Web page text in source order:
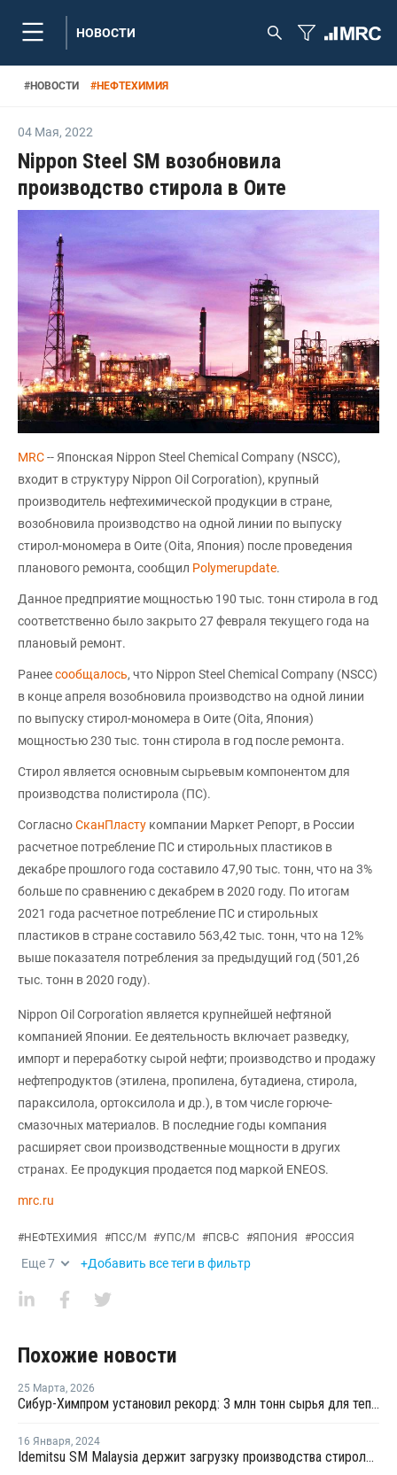
НОВОСТИ
#НОВОСТИ #НЕФТЕХИМИЯ
04 Мая, 2022
Nippon Steel SM возобновила
производство стирола в Оите
MRC-- Японская Nippon Steel Chemical Company (NSCC),
входит в структуру Nippon Oil Corporation), крупный
производитель нефтехимической продукции в стране,
возобновила производство на одной линии по выпуску
стирол-мономера в Оите (Oita, Япония) после проведения
планового ремонта, сообщил Polymerupdate.
Данное предприятие мощностью 190 тыс. тонн стирола в год
соответственно было закрыто 27 февраля текущего года на
плановый ремонт.
Ранеесообщалось, что Nippon Steel Chemical Company (NSCC)
в конце апреля возобновила производство на одной линии
по выпуску стирол-мономера в Оите (Oita, Япония)
мощностью 230 тыс. тонн стирола в год после ремонта.
Стирол является основным сырьевым компонентом для
производства полистирола (ПС).
СогласноСканПласту компании Маркет Репорт, в России
расчетное потребление ПС и стирольных пластиков в
декабре прошлого года составило 47,90 тыс. тонн, что на 3%
больше по сравнению с декабрем в 2020 году. По итогам
2021 года расчетное потребление ПС и стирольных
пластиков в стране составило 563,42 тыс. тонн, что на 12%
выше показателя потребления за предыдущий год (501,26
тыс. тонн в 2020 году).
Nippon Oil Corporation является крупнейшей нефтяной
компанией Японии. Ее деятельность включает разведку,
импорт и переработку сырой нефти; производство и продажу
нефтепродуктов (этилена, пропилена, бутадиена, стирола,
параксилола, ортоксилола и др.), в том числе горюче-
смазочных материалов. В последние годы компания
расширяет свои производственные мощности в других
странах. Ее продукция продается под маркой ENEOS.
mrc.ru
#НЕФТЕХИМИЯ #ПСС/М #УПС/М #ПСВ-С #ЯПОНИЯ #РОССИЯ
Еще7 +Добавить все теги в фильтр
Похожие новости
25 Марта, 2026
Сибур-Химпром установил рекорд: 3 млн тонн сырья для теплых домов и упаковки
16 Января, 2024
Idemitsu SM Malaysia держит загрузку производства стирола в Малайзии на высоком уровне